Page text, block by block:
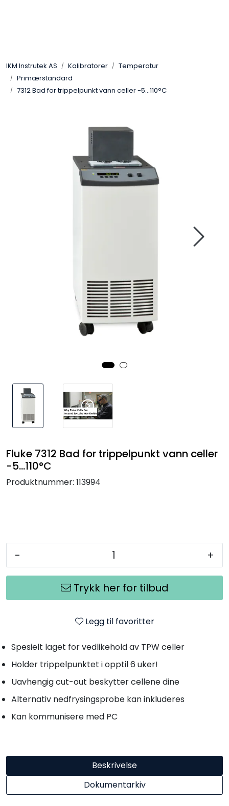
IKM Instrutek AS Kalibratorer
Temperatur
Primærstandard
7312 Bad for trippelpunkt vann celler -5...110°C
Fluke 7312 Bad for trippelpunkt vann celler
-5...110°C
Produktnummer: 113994
- +
Trykk her for tilbud
Legg til favoritter
Spesielt laget for vedlikehold av TPW celler
Holder trippelpunktet i opptil 6 uker!
Uavhengig cut-out beskytter cellene dine
Alternativ nedfrysingsprobe kan inkluderes
Kan kommunisere med PC
Beskrivelse
Dokumentarkiv
Elektro
Frekvensomformere
Navigasjon & Kommunikasjon
Maskinvern & Instrumentering